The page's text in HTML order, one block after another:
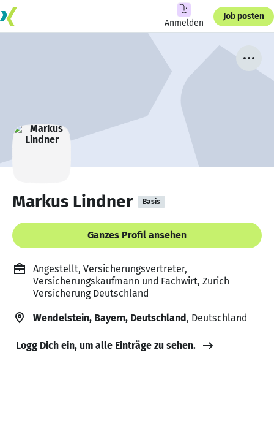
Anmelden
Job posten
Markus Lindner Basis
Ganzes Profil ansehen
Angestellt, Versicherungsvertreter,
Versicherungskaufmann und Fachwirt, Zurich
Versicherung Deutschland
Wendelstein, Bayern, Deutschland, Deutschland
Logg Dich ein, um alle Einträge zu sehen.